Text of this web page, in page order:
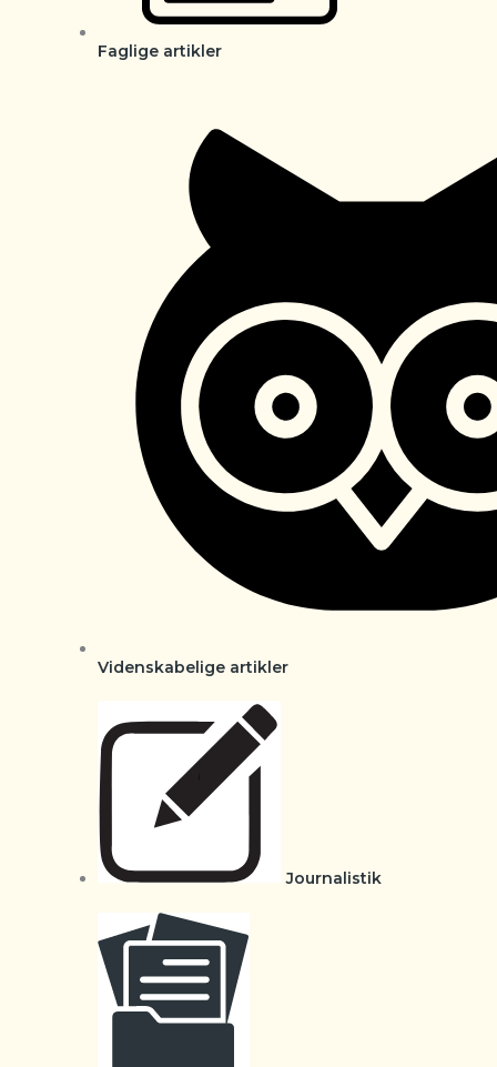
Faglige artikler
Videnskabelige artikler
Journalistik